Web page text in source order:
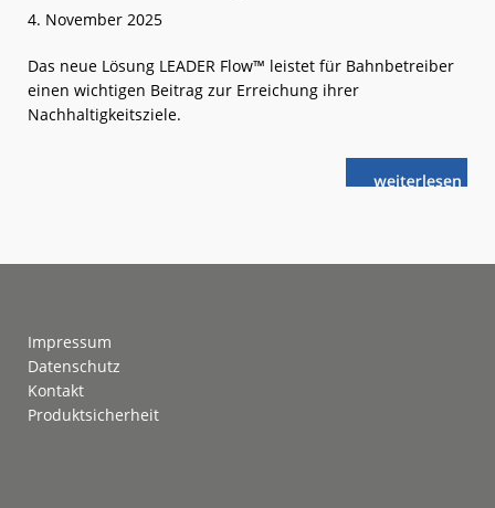
4. November 2025
Das neue Lösung LEADER Flow™ leistet für Bahnbetreiber
einen wichtigen Beitrag zur Erreichung ihrer
Nachhaltigkeitsziele.
weiterlese
nKnorr-
Impressum
Datenschutz
Kontakt
Produktsicherheit